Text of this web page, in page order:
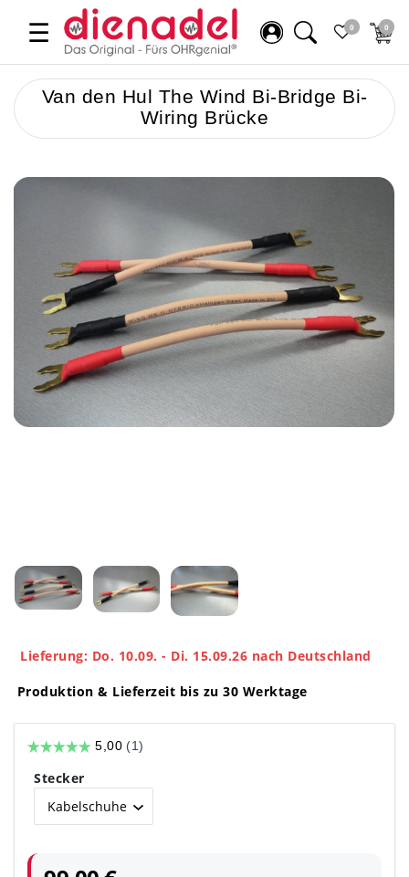
☰ 0 0
Van den Hul The Wind Bi-Bridge Bi-
Wiring Brücke
Lieferung: Do. 10.09. - Di. 15.09.26 nach Deutschland
Produktion & Lieferzeit bis zu 30 Werktage
Stecker